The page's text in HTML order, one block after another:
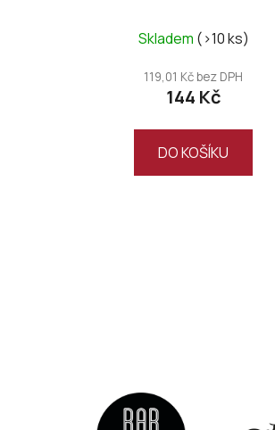
Skladem (>10 ks)
119,01 Kč bez DPH
144 Kč
DO KOŠÍKU